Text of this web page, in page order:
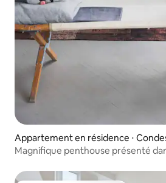
Appartement en résidence ⋅
Magnifique penthouse présenté